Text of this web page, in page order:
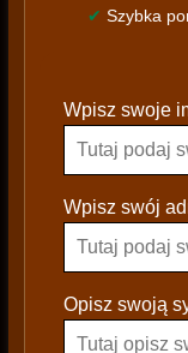
✔ Szybka
l
a
s
e
a
Wpisz swoje
Wpisz swój
Opisz swoją